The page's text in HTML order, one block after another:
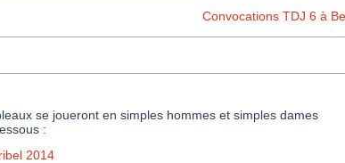
Convocations TDJ 6 à
se joueront en simples hommes et simples dames
:
2014